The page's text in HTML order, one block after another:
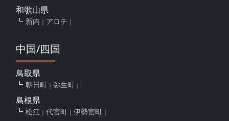
和歌山県
新内 アロチ
中国/四国
鳥取県
朝日町 弥生町
島根県
松江 代官町 伊勢宮町